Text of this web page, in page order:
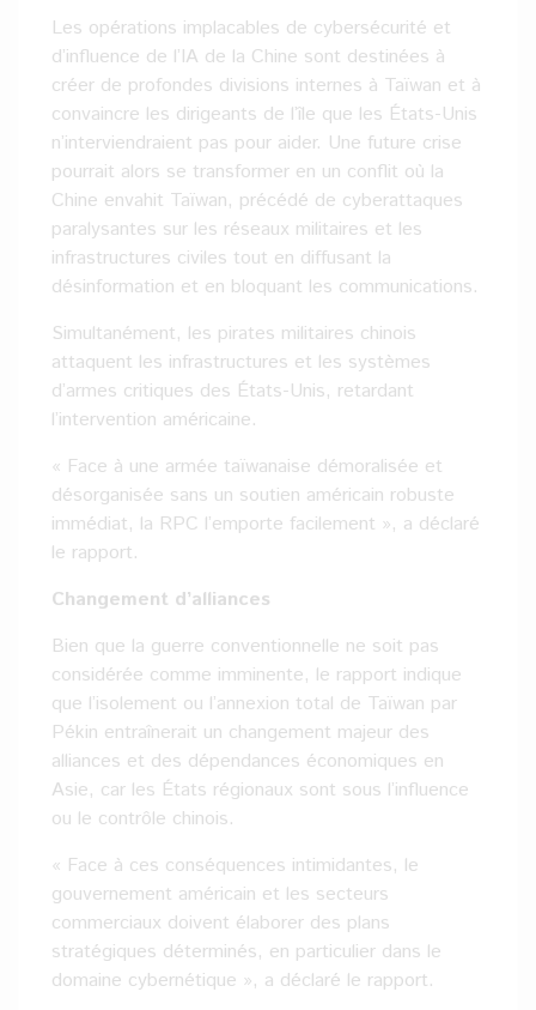
Les opérations implacables de cybersécurité et
d’influence de l’IA de la Chine sont destinées à
créer de profondes divisions internes à Taïwan et à
convaincre les dirigeants de l’île que les États-Unis
n’interviendraient pas pour aider. Une future crise
pourrait alors se transformer en un conflit où la
Chine envahit Taïwan, précédé de cyberattaques
paralysantes sur les réseaux militaires et les
infrastructures civiles tout en diffusant la
désinformation et en bloquant les communications.
Simultanément, les pirates militaires chinois
attaquent les infrastructures et les systèmes
d’armes critiques des États-Unis, retardant
l’intervention américaine.
« Face à une armée taïwanaise démoralisée et
désorganisée sans un soutien américain robuste
immédiat, la RPC l’emporte facilement », a déclaré
le rapport.
Changement d’alliances
Bien que la guerre conventionnelle ne soit pas
considérée comme imminente, le rapport indique
que l’isolement ou l’annexion total de Taïwan par
Pékin entraînerait un changement majeur des
alliances et des dépendances économiques en
Asie, car les États régionaux sont sous l’influence
ou le contrôle chinois.
« Face à ces conséquences intimidantes, le
gouvernement américain et les secteurs
commerciaux doivent élaborer des plans
stratégiques déterminés, en particulier dans le
domaine cybernétique », a déclaré le rapport.